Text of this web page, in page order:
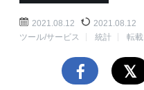
2021.08.12
2021.08.12
ツール/サービス
統計 転載